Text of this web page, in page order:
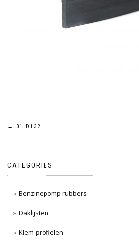
Post
← 01.D132
CATEGORIES
Benzinepomp rubbers
Daklijsten
Klem-profielen